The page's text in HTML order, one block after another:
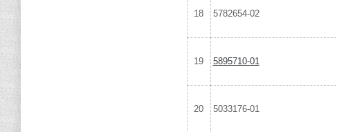
18 5782654-02
19 5895710-01
20 5033176-01